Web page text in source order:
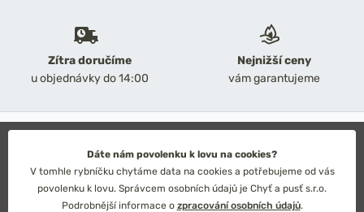
Zítra doručíme
u objednávky do 14:00
Nejnižší ceny
vám garantujeme
Obchodní podmínky
Ochrana osobních údajů
Technické řešení: Simplia s.r.o.
Strategický design: Petr Široký
Dáte nám povolenku k lovu na cookies?
V tomhle rybníčku chytáme data na cookies a potřebujeme od vás
povolenku k lovu. Správcem osobních údajů je Chyť a pusť s.r.o.
Podrobnější informace o zpracování osobních údajů.